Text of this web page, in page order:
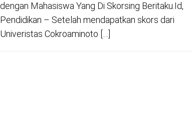
dengan Mahasiswa Yang Di Skorsing Beritaku.Id,
Pendidikan – Setelah mendapatkan skors dari
Univeristas Cokroaminoto […]